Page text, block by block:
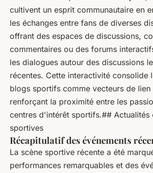
cultivent un esprit communautaire en
les échanges entre fans de diverses
offrant des espaces de discussions,
commentaires ou des forums
les dialogues autour des discussions
récentes. Cette interactivité consolide
blogs sportifs comme vecteurs de lien
renforçant la proximité entre les
centres d'intérêt sportifs.## Actualités
sportives
Récapitulatif des événements
La scène sportive récente a été
performances remarquables et des